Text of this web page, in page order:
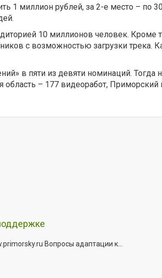
1 миллион рублей, за 2-е место – по
10 миллионов человек. Кроме
с возможностью загрузки трека.
в пяти из девяти номинаций. Тогда
область – 177 видеоработ, Приморский
Вопросы адаптации к...